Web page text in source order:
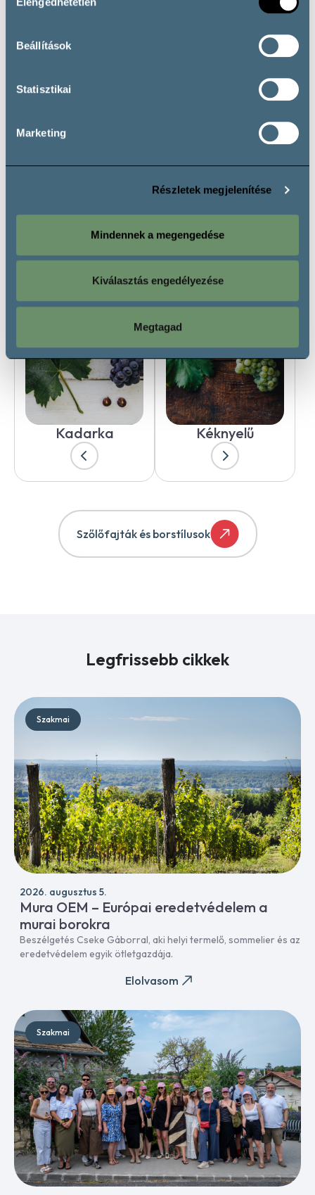
kiválasztása
Beállítások
Statisztikai
Marketing
Részletek megjelenítése
Mindennek a megengedése
Kiválasztás engedélyezése
Megtagad
CSOBÁNC
További borászatok
Ismerj meg egy másik szőlőfajtát is!
Kadarka Kéknyelű
Szőlőfajták és borstílusok
Legfrissebb cikkek
Szakmai
2026. augusztus 5.
Mura OEM – Európai eredetvédelem a
murai borokra
Beszélgetés Cseke Gáborral, aki helyi termelő, sommelier és az
eredetvédelem egyik ötletgazdája.
Elolvasom
Szakmai